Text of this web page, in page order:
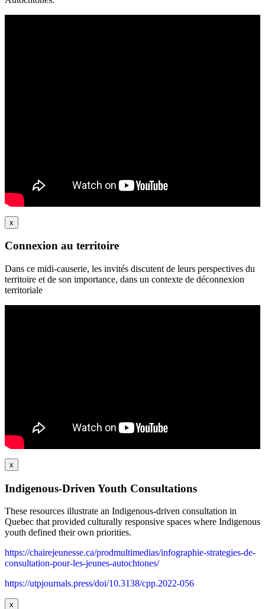
x
Connexion au territoire
Dans ce midi-causerie, les invités discutent de leurs perspectives du
territoire et de son importance, dans un contexte de déconnexion
territoriale
x
Indigenous-Driven Youth Consultations
These resources illustrate an Indigenous-driven consultation in
Quebec that provided culturally responsive spaces where Indigenous
youth defined their own priorities.
https://chairejeunesse.ca/prodmultimedias/infographie-strategies-de-
consultation-pour-les-jeunes-autochtones/
https://utpjournals.press/doi/10.3138/cpp.2022-056
x